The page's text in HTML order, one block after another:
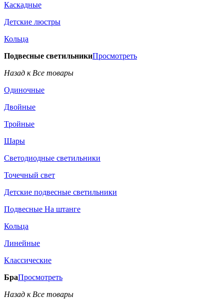
Каскадные
Детские люстры
Кольца
Подвесные светильникиПросмотреть
Назад к Все товары
Одиночные
Двойные
Тройные
Шары
Светодиодные светильники
Точечный свет
Детские подвесные светильники
Подвесные На штанге
Кольца
Линейные
Классические
БраПросмотреть
Назад к Все товары